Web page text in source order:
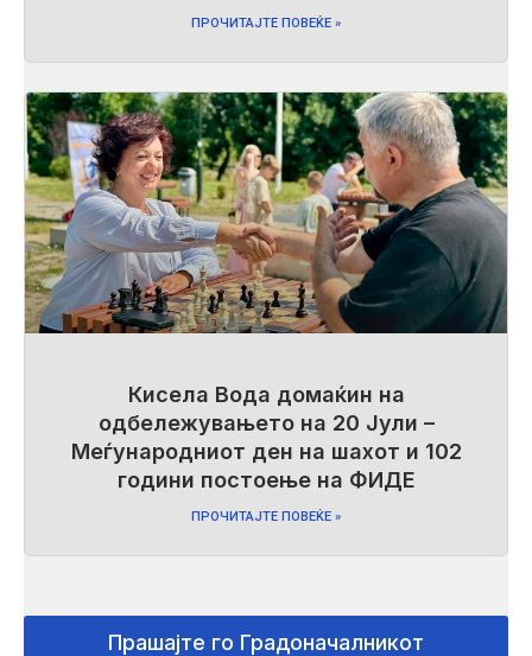
ПРОЧИТАЈТЕ ПОВЕЌЕ »
Кисела Вода домаќин на
одбележувањето на 20 Јули –
Меѓународниот ден на шахот и 102
години постоење на ФИДЕ
ПРОЧИТАЈТЕ ПОВЕЌЕ »
Прашајте го Градоначалникот